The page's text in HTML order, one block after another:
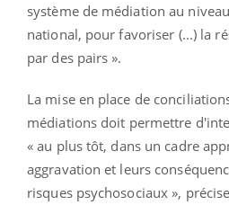
système de médiation au
national, pour favoriser (...) la
par des pairs ».
La mise en place de
médiations doit permettre
« au plus tôt, dans un cadre
aggravation et leurs
risques psychosociaux »,